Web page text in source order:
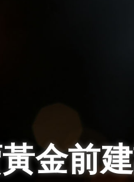
金前